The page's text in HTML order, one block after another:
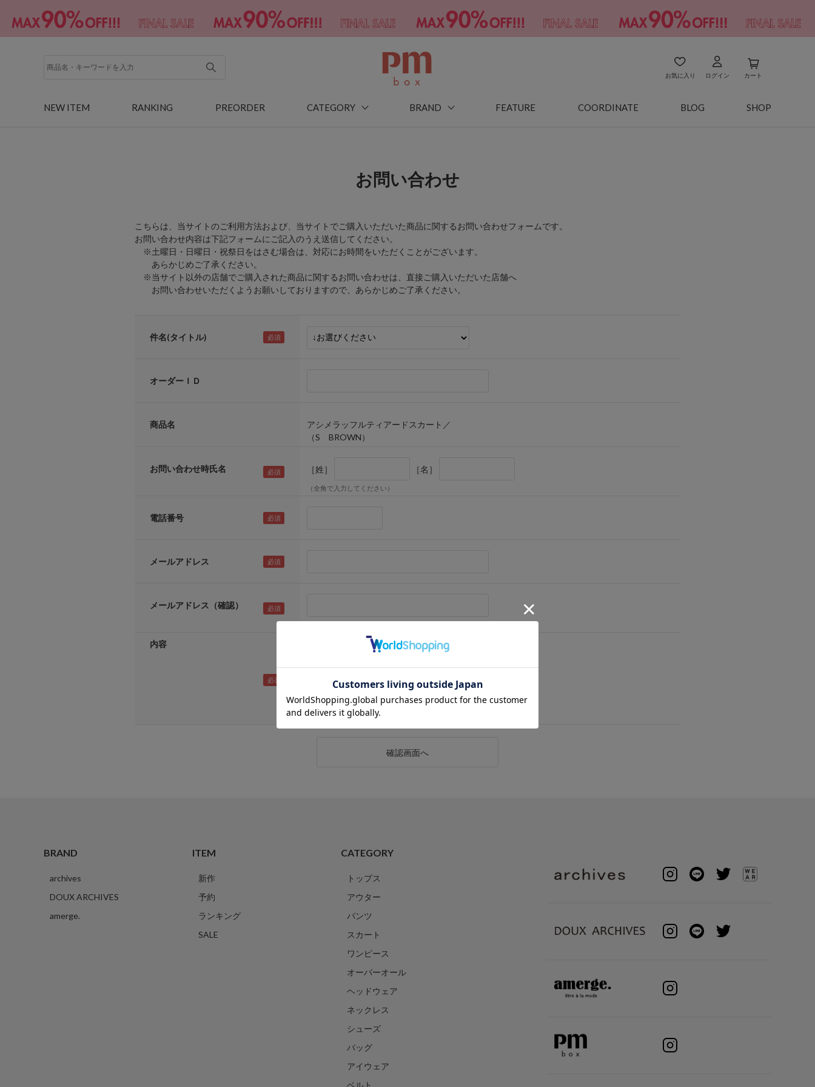
お気に入り ログイン カート
NEW ITEM RANKING PREORDER CATEGORY BRAND FEATURE COORDINATE BLOG SHOP
お問い合わせ
こちらは、当サイトのご利用方法および、当サイトでご購入いただいた商品に関するお問い合わせフォームです。
お問い合わせ内容は下記フォームにご記入のうえ送信してください。
※土曜日・日曜日・祝祭日をはさむ場合は、対応にお時間をいただくことがございます。
あらかじめご了承ください。
※当サイト以外の店舗でご購入された商品に関するお問い合わせは、直接ご購入いただいた店舗へ
お問い合わせいただくようお願いしておりますので、あらかじめご了承ください。
件名(タイトル)
オーダーＩＤ
商品名
アシメラッフルティアードスカート／
（S BROWN）
お問い合わせ時氏名 ［姓］ ［名］
（全角で入力してください）
電話番号
メールアドレス
メールアドレス（確認）
内容
BRAND
archives
DOUX ARCHIVES
amerge.
ITEM
新作
予約
ランキング
SALE
CATEGORY
トップス
アウター
パンツ
スカート
ワンピース
オーバーオール
ヘッドウェア
ネックレス
シューズ
バッグ
アイウェア
ベルト